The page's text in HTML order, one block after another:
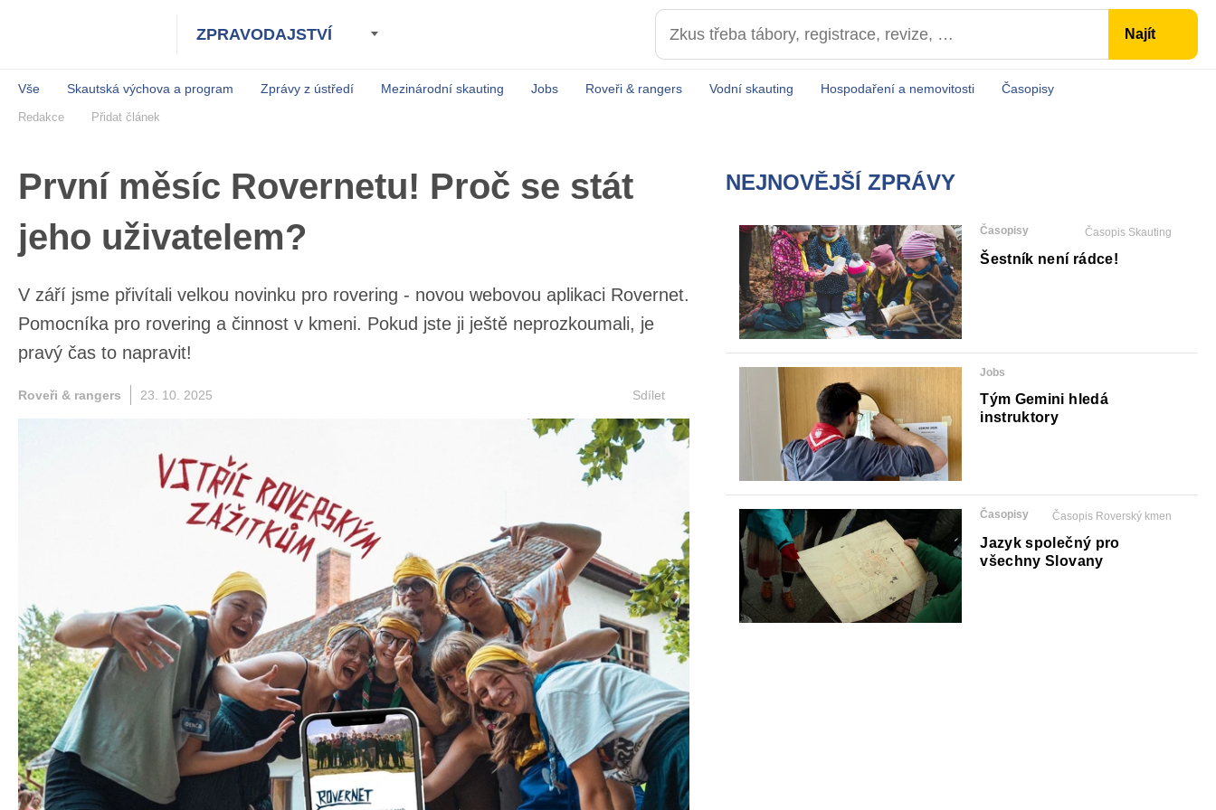
ZPRAVODAJSTVÍ
Vše Skautská výchova a program Zprávy z ústředí Mezinárodní skauting Jobs Roveři & rangers Vodní skauting Hospodaření a nemovitosti Časopisy
Redakce Přidat článek
První měsíc Rovernetu! Proč se stát
jeho uživatelem?
V září jsme přivítali velkou novinku pro rovering - novou webovou aplikaci
Rovernet. Pomocníka pro rovering a činnost v kmeni. Pokud jste ji ještě
neprozkoumali, je pravý čas to napravit!
Roveři & rangers 23. 10. 2025 Sdílet
NEJNOVĚJŠÍ ZPRÁVY
Časopisy Časopis Skauting
Šestník není rádce!
Jobs
Tým Gemini hledá
instruktory
Časopisy Časopis Roverský kmen
Jazyk společný pro všechny
Slovany